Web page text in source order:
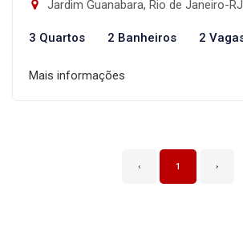
Jardim Guanabara, Rio de Janeiro-RJ
3 Quartos 2 Banheiros 2
Mais informações
‹ 1 ›